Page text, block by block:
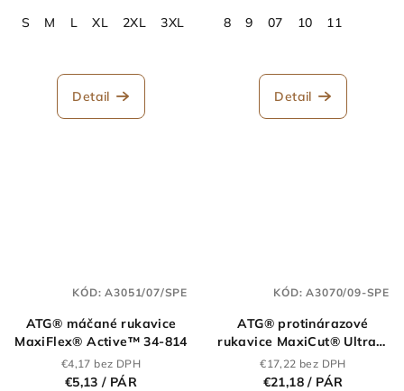
S
M L XL 2XL 3XL
Detail
8
9 07 10 11
Detail
ATG® máčané rukavice
MaxiFlex® Active™ 34-814
€4,17 bez DPH
€5,13/ PÁR
KÓD:A3051/07/SPE
ATG® protinárazové
rukavice MaxiCut® Ultra™
52-6745FI AD-APT® - na
stojan
€17,22 bez DPH
€21,18/ PÁR
KÓD:A3070/09-SPE